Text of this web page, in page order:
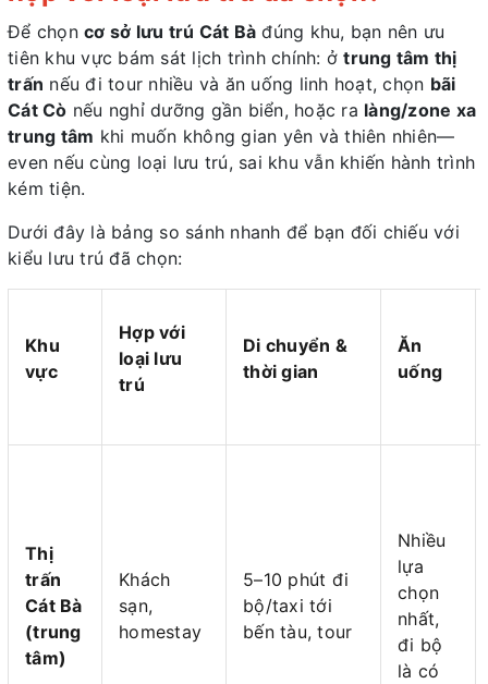
Để chọn cơ sở lưu trú Cát Bà đúng khu, bạn nên ưu
tiên khu vực bám sát lịch trình chính: ởtrung tâm thị
trấn nếu đi tour nhiều và ăn uống linh hoạt, chọn bãi
Cát Cò nếu nghỉ dưỡng gần biển, hoặc ra làng/zone xa
trung tâm khi muốn không gian yên và thiên nhiên—
even nếu cùng loại lưu trú, sai khu vẫn khiến hành trình
kém tiện.
Dưới đây là bảng so sánh nhanh để bạn đối chiếu với
kiểu lưu trú đã chọn:
Khu
vực
Hợp với
loại lưu
trú
Di chuyển &
thời gian
Ăn
uống
Thị
trấn
Cát Bà
(trung
tâm)
Khách
sạn,
homestay
5–10 phút đi
bộ/taxi tới
bến tàu, tour
Nhiều
lựa
chọn
nhất,
đi bộ
là có